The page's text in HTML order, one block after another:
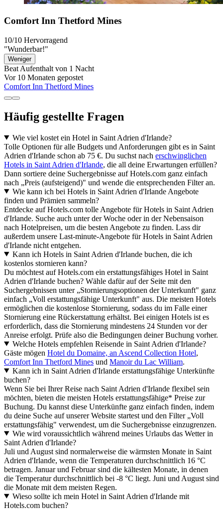
Comfort Inn Thetford Mines
10/10 Hervorragend
"Wunderbar!"
Weniger
Beat Aufenthalt von 1 Nacht
Vor 10 Monaten gepostet
Comfort Inn Thetford Mines
Häufig gestellte Fragen
Wie viel kostet ein Hotel in Saint Adrien d'Irlande?
Tolle Optionen für alle Budgets und Anforderungen gibt es in Saint
Adrien d'Irlande schon ab 75 €. Du suchst nach erschwinglichen
Hotels in Saint Adrien d'Irlande, die all deine Erwartungen erfüllen?
Dann sortiere deine Suchergebnisse auf Hotels.com ganz einfach
nach „Preis (aufsteigend)" und wende die entsprechenden Filter an.
Wie kann ich bei Hotels in Saint Adrien d'Irlande Angebote
finden und Prämien sammeln?
Entdecke auf Hotels.com tolle Angebote für Hotels in Saint Adrien
d'Irlande. Suche auch unter der Woche oder in der Nebensaison
nach Hotelpreisen, um die besten Angebote zu finden. Lass dir
außerdem unsere Last-minute-Angebote für Hotels in Saint Adrien
d'Irlande nicht entgehen.
Kann ich Hotels in Saint Adrien d'Irlande buchen, die ich
kostenlos stornieren kann?
Du möchtest auf Hotels.com ein erstattungsfähiges Hotel in Saint
Adrien d'Irlande buchen? Wähle dafür auf der Seite mit den
Suchergebnissen unter „Stornierungsoptionen der Unterkunft" ganz
einfach „Voll erstattungsfähige Unterkunft" aus. Die meisten Hotels
ermöglichen die kostenlose Stornierung, sodass du im Falle einer
Stornierung eine Rückerstattung erhältst. Bei einigen Hotels ist es
erforderlich, dass die Stornierung mindestens 24 Stunden vor der
Anreise erfolgt. Prüfe also die Bedingungen deiner Buchung vorher.
Welche Hotels empfehlen Reisende in Saint Adrien d'Irlande?
Gäste mögen Hotel du Domaine, an Ascend Collection Hotel,
Comfort Inn Thetford Mines und Manoir du Lac William.
Kann ich in Saint Adrien d'Irlande erstattungsfähige Unterkünfte
buchen?
Wenn Sie bei Ihrer Reise nach Saint Adrien d'Irlande flexibel sein
möchten, bieten die meisten Hotels erstattungsfähige* Preise zur
Buchung. Du kannst diese Unterkünfte ganz einfach finden, indem
du deine Suche auf unserer Website startest und den Filter „Voll
erstattungsfähig" verwendest, um die Suchergebnisse einzugrenzen.
Wie wird voraussichtlich während meines Urlaubs das Wetter in
Saint Adrien d'Irlande?
Juli und August sind normalerweise die wärmsten Monate in Saint
Adrien d'Irlande, wenn die Temperaturen durchschnittlich 16 °C
betragen. Januar und Februar sind die kältesten Monate, in denen
die Temperatur durchschnittlich bei -8 °C liegt. Juni und August sind
die Monate mit dem meisten Regen.
Wieso sollte ich mein Hotel in Saint Adrien d'Irlande mit
Hotels.com buchen?